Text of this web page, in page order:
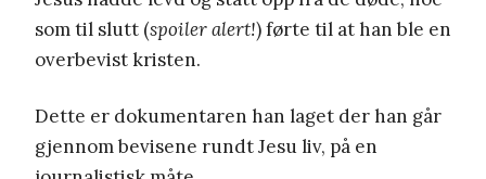
som til slutt (spoiler alert!) førte til at han ble en
overbevist kristen.
Dette er dokumentaren han laget der han går
gjennom bevisene rundt Jesu liv, på en